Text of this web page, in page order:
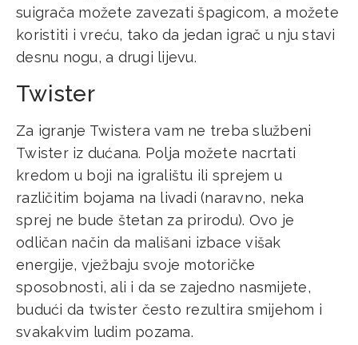
suigrača možete zavezati špagicom, a možete
koristiti i vreću, tako da jedan igrač u nju stavi
desnu nogu, a drugi lijevu.
Twister
Za igranje Twistera vam ne treba službeni
Twister iz dućana. Polja možete nacrtati
kredom u boji na igralištu ili sprejem u
različitim bojama na livadi (naravno, neka
sprej ne bude štetan za prirodu). Ovo je
odličan način da mališani izbace višak
energije, vježbaju svoje motoričke
sposobnosti, ali i da se zajedno nasmijete,
budući da twister često rezultira smijehom i
svakakvim ludim pozama.